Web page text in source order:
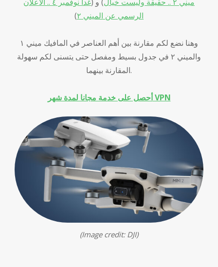
الرسمي عن الميني ٢
)
وهنا نضع لكم مقارنة بين أهم العناصر في المافيك ميني ١
والميني ٢ في جدول بسيط ومفصل حتى يتسنى لكم سهولة
المقارنة بينهما.
أحصل على خدمة مجانا لمدة شهر VPN
(Image credit: DJI)